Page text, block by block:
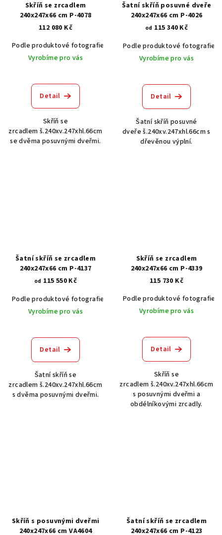
Skříň se zrcadlem
240x247x66 cm P-4078
112 080 Kč
Podle produktové fotografie
Akát vintage BT1551
Dub světlý
Vyrobíme pro vás
Detail
Skříň se
zrcadlem š.240xv.247xhl.66cm
se dvěma posuvnými dveřmi.
Šatní skříň posuvné dveře
240x247x66 cm P-4026
od 115 340 Kč
Podle produktové fotografie
Vyrobíme pro vás
Detail
Šatní skříň posuvné
dveře š.240xv.247xhl.66cm s
dřevěnou výplní.
Šatní skříň se zrcadlem
240x247x66 cm P-4137
od 115 550 Kč
Podle produktové fotografie
Bílá Bílá s patinou BT9001-A6
Vyrobíme pro vás
Detail
Šatní skříň se
zrcadlem š.240xv.247xhl.66cm
s dvěma posuvnými dveřmi.
Skříň se zrcadlem
240x247x66 cm P-4339
115 730 Kč
Podle produktové fotografie
Vyrobíme pro vás
Detail
Skříň se
zrcadlem š.240xv.247xhl.66cm
s posuvnými dveřmi a
obdélníkovými zrcadly.
Skříň s posuvnými dveřmi
240x247x66 cm VA4604
Šatní skříň se zrcadlem
240x247x66 cm P-4123